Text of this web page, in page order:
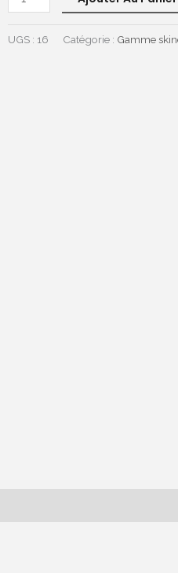
UGS : 16 Catégorie : Gamme